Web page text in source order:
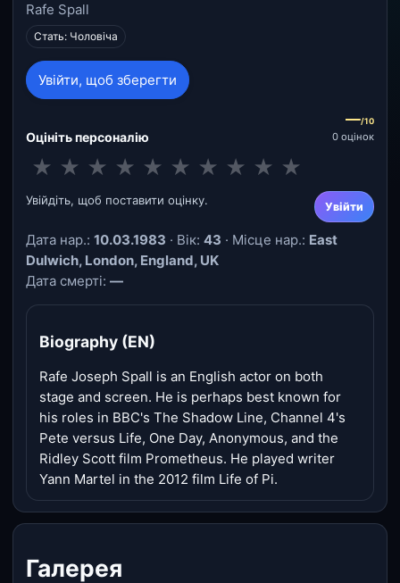
Rafe Spall
Стать: Чоловіча
Увійти, щоб зберегти
Оцініть персоналію
—/10
0 оцінок
★ ★ ★ ★ ★ ★ ★ ★ ★ ★
Увійдіть, щоб поставити оцінку. Увійти
Дата нар.: 10.03.1983 · Вік: 43 · Місце нар.: East
Dulwich, London, England, UK
Дата смерті: —
Biography (EN)
Rafe Joseph Spall is an English actor on both
stage and screen. He is perhaps best known for
his roles in BBC's The Shadow Line, Channel 4's
Pete versus Life, One Day, Anonymous, and the
Ridley Scott film Prometheus. He played writer
Yann Martel in the 2012 film Life of Pi.
Галерея